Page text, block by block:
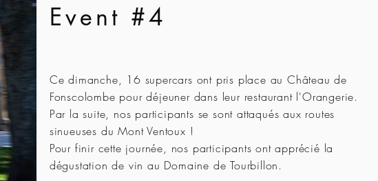
Event #4
Ce dimanche, 16 supercars ont pris place au Château de
Fonscolombe pour déjeuner dans leur restaurant l'Orangerie.
Par la suite, nos participants se sont attaqués aux routes
sinueuses du Mont Ventoux !
Pour finir cette journée, nos participants ont apprécié la
dégustation de vin au Domaine de Tourbillon.